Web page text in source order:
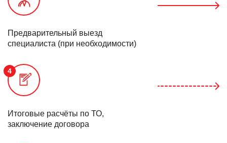
Предварительный выезд
специалиста (при необходимости)
4
Итоговые расчёты по ТО,
заключение договора